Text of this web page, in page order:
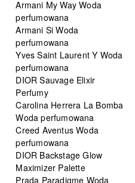
Armani My Way Woda
perfumowana
Armani Si Woda
perfumowana
Yves Saint Laurent Y Woda
perfumowana
DIOR Sauvage Elixir
Perfumy
Carolina Herrera La Bomba
Woda perfumowana
Creed Aventus Woda
perfumowana
DIOR Backstage Glow
Maximizer Palette
Prada Paradigme Woda